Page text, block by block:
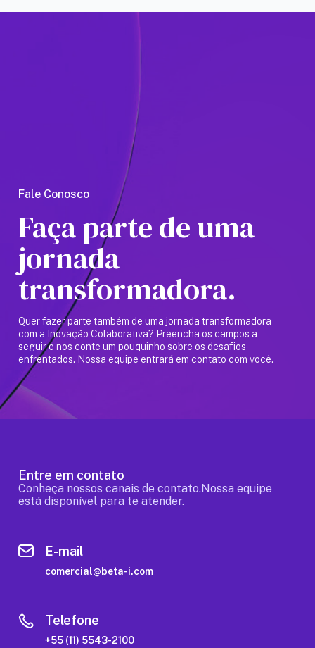
Fale Conosco
Faça parte de uma
jornada
transformadora.
Quer fazer parte também de uma jornada transformadora
com a Inovação Colaborativa? Preencha os campos a
seguir e nos conte um pouquinho sobre os desafios
enfrentados. Nossa equipe entrará em contato com você.
Entre em contato
Conheça nossos canais de contato.Nossa equipe
está disponível para te atender.
E-mail
comercial@beta-i.com
Telefone
+55 (11) 5543-2100